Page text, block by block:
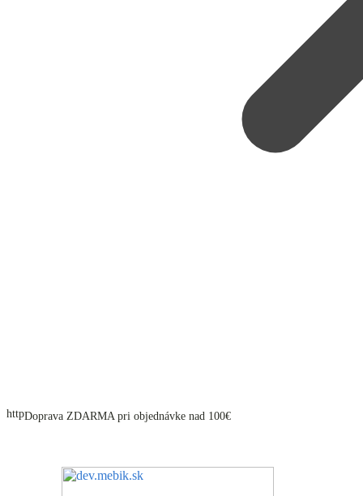
Doprava ZDARMA pri objednávke nad 100€